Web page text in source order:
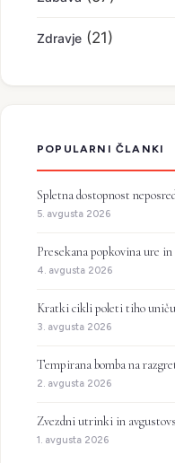
Zdravje (21)
POPULARNI ČLANKI
Spletna dostopnost
5. avgusta 2026
Presekana popkovina ure
4. avgusta 2026
Kratki cikli poleti tiho
3. avgusta 2026
Tempirana bomba na
2. avgusta 2026
Zvezdni utrinki in
1. avgusta 2026